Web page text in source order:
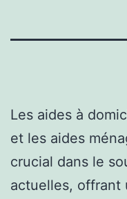
Les aides à
et les aides
crucial dans le
actuelles, offrant